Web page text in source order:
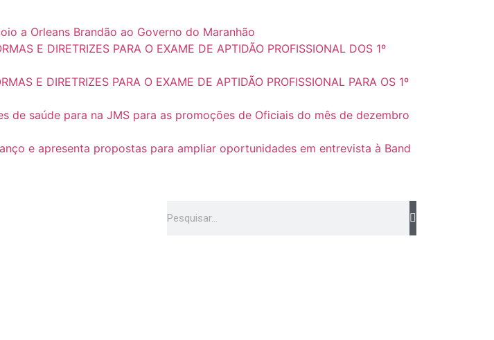
a Orleans Brandão ao Governo do Maranhão
E DIRETRIZES PARA O EXAME DE APTIDÃO PROFISSIONAL DOS 1º
E DIRETRIZES PARA O EXAME DE APTIDÃO PROFISSIONAL PARA OS 1º
de saúde para na JMS para as promoções de Oficiais do mês de dezembro
e apresenta propostas para ampliar oportunidades em entrevista à Band